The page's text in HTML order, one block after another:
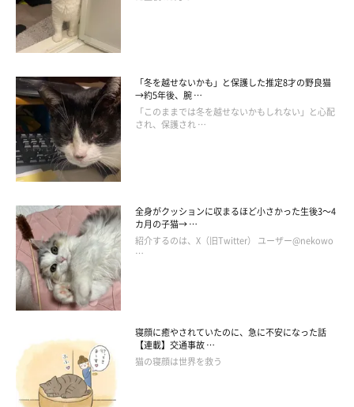
@donguri_manchi
先ほどの投稿は、2021年2月に投稿されていたもの。飼い主さん
とどんぐりくんの素敵な信頼関係がうかがえる動画に、ほっこり
した人も多いのではないでしょうか。
撮影当時の様子を飼い主さんに聞くと、どんぐりくんは
「冬を越せないかも」と保護した推定8才の野良猫
→約5年後、腕 …
「このままでは冬を越せないかもしれない」と心配
され、保護され …
全身がクッションに収まるほど小さかった生後3～4
カ月の子猫→ …
紹介するのは、X（旧Twitter） ユーザー@nekowo
…
寝顔に癒やされていたのに、急に不安になった話
【連載】交通事故 …
猫の寝顔は世界を救う